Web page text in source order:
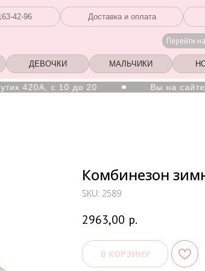
ДЕВОЧКИ МАЛЬЧИКИ
Доставка и оплата
Перейти
42-96
с 10 до 20 Вы на сайте
Комбинезон
SKU: 2589
2963,00 р.
В КОРЗИНУ